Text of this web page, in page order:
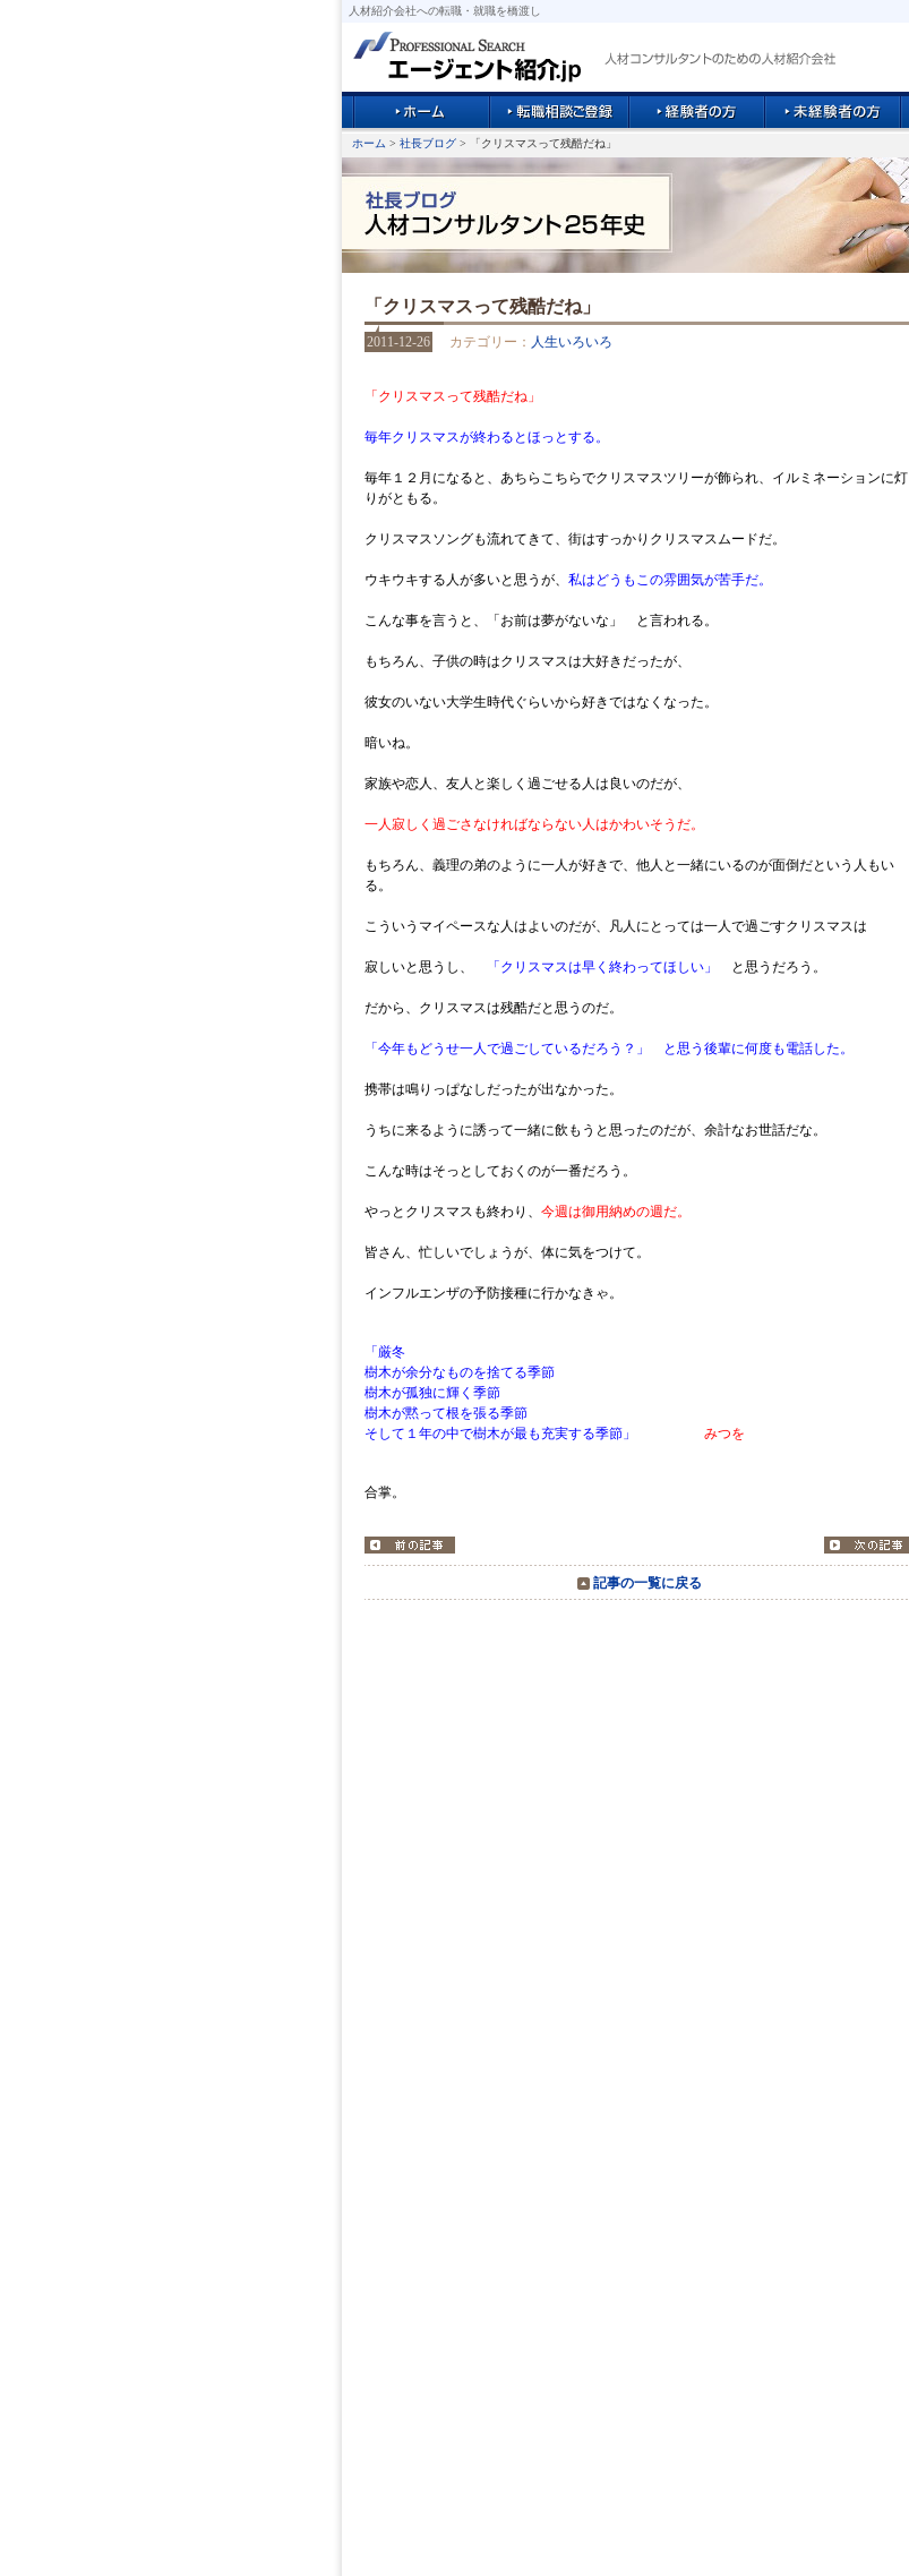
人材紹介会社への転職・就職を橋渡し
ホーム > 社長ブログ > 「クリスマスって残酷だね」
「クリスマスって残酷だね」
2011-12-26 カテゴリー： 人生いろいろ
「クリスマスって残酷だね」
毎年クリスマスが終わるとほっとする。
毎年１２月になると、あちらこちらでクリスマスツリーが飾られ、イルミネーションに灯
りがともる。
クリスマスソングも流れてきて、街はすっかりクリスマスムードだ。
ウキウキする人が多いと思うが、 私はどうもこの雰囲気が苦手だ。
こんな事を言うと、「お前は夢がないな」 と言われる。
もちろん、子供の時はクリスマスは大好きだったが、
彼女のいない大学生時代ぐらいから好きではなくなった。
暗いね。
家族や恋人、友人と楽しく過ごせる人は良いのだが、
一人寂しく過ごさなければならない人はかわいそうだ。
もちろん、義理の弟のように一人が好きで、他人と一緒にいるのが面倒だという人もい
る。
こういうマイペースな人はよいのだが、凡人にとっては一人で過ごすクリスマスは
寂しいと思うし、 「クリスマスは早く終わってほしい」 と思うだろう。
だから、クリスマスは残酷だと思うのだ。
「今年もどうせ一人で過ごしているだろう？」 と思う後輩に何度も電話した。
携帯は鳴りっぱなしだったが出なかった。
うちに来るように誘って一緒に飲もうと思ったのだが、余計なお世話だな。
こんな時はそっとしておくのが一番だろう。
やっとクリスマスも終わり、 今週は御用納めの週だ。
皆さん、忙しいでしょうが、体に気をつけて。
インフルエンザの予防接種に行かなきゃ。
「厳冬
樹木が余分なものを捨てる季節
樹木が孤独に輝く季節
樹木が黙って根を張る季節
そして１年の中で樹木が最も充実する季節」
みつを
合掌。
記事の一覧に戻る